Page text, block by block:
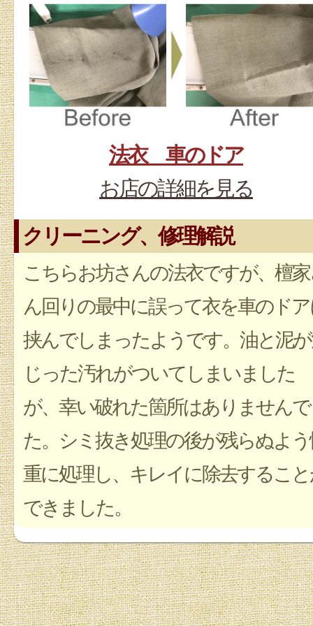
法衣 車のドア
お店の詳細を見る
クリーニング、修理解説
こちらお坊さんの法衣ですが、檀
ん回りの最中に誤って衣を車のド
挟んでしまったようです。油と泥
じった汚れがついてしまいました
が、幸い破れた箇所はありません
た。シミ抜き処理の後が残らぬよう
重に処理し、キレイに除去するこ
できました。